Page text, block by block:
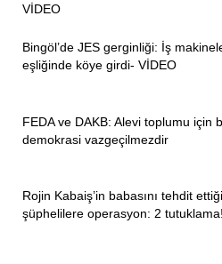
VİDEO
Bingöl’de JES gerginliği: İş
eşliğinde köye girdi- VİDEO
FEDA ve DAKB: Alevi toplumu için
demokrasi vazgeçilmezdir
Rojin Kabaiş’in babasını tehdit
şüphelilere operasyon: 2 tutuklama!